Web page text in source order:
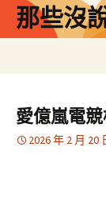
那些沒
愛億嵐電
2026 年 2 月 20